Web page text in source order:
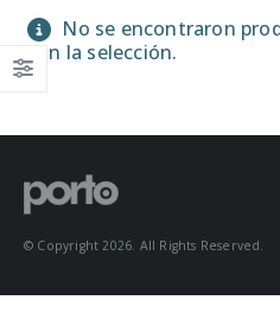
No se encontraron
con la selección.
© Copyright 2026. All Rights Reserved.